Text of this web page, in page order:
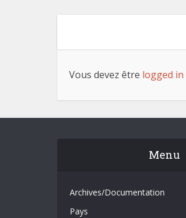
Vous devez être logged in
Menu
Archives/Documentation
Pays